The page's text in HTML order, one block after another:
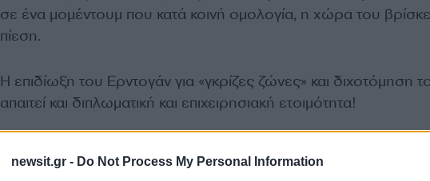
newsit.gr - Do Not Process My Personal Information
σε ένα μομέντουμ που κατά κοινή ομολογία, η χώρα του
πίεση.
Η επιδίωξη του Ερντογάν για «γκρίζες ζώνες» και διχοτόμηση
απαιτεί και διπλωματική και επιχειρησιακή ετοιμότητα!
οποίες πρέπει να έχουν μία και μόνη επιλογή…. Να σταθούν με